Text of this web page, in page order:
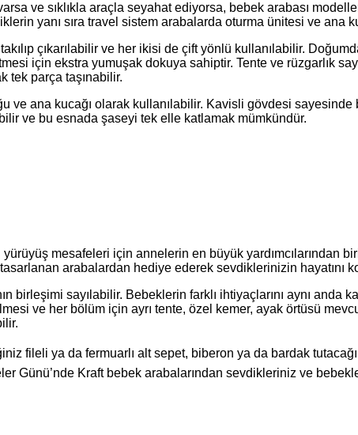
ve sıklıkla araçla seyahat ediyorsa, bebek arabası
yanı sıra travel sistem arabalarda oturma ünitesi ve ana
çıkarılabilir ve her ikisi de çift yönlü kullanılabilir.
için ekstra yumuşak dokuya sahiptir. Tente ve rüzgarlık
tek parça taşınabilir.
ve ana kucağı olarak kullanılabilir. Kavisli gövdesi
ve bu esnada şaseyi tek elle katlamak mümkündür.
mesafeleri için annelerin en büyük yardımcılarından
arabalardan hediye ederek sevdiklerinizin hayatını
birleşimi sayılabilir. Bebeklerin farklı ihtiyaçlarını aynı anda
ve her bölüm için ayrı tente, özel kemer, ayak örtüsü
fileli ya da fermuarlı alt sepet, biberon ya da bardak
Günü’nde Kraft bebek arabalarından sevdikleriniz ve